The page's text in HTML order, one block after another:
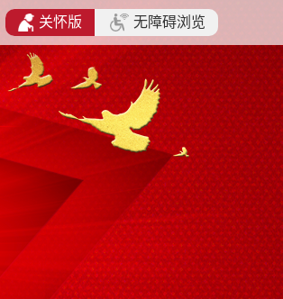
关怀版 无障碍浏览